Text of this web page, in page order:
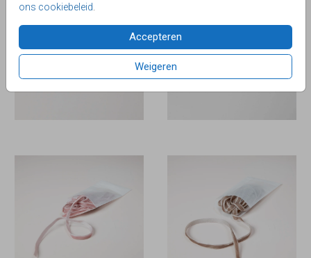
ons cookiebeleid
Accepteren
Weigeren